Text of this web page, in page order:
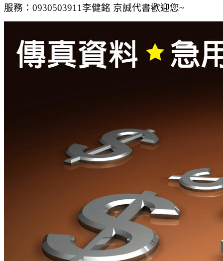
服務：0930503911李健銘 京誠代書歡迎您~